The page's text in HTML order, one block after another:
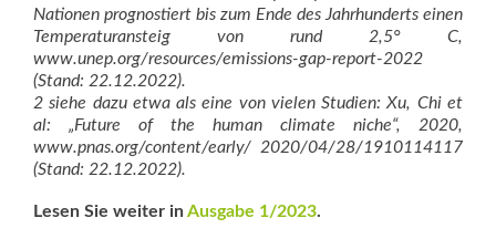
Nationen prognostiert bis zum Ende des Jahrhunderts einen
Temperaturansteig von rund 2,5° C,
www.unep.org/resources/emissions-gap-report-2022
(Stand: 22.12.2022).
2 siehe dazu etwa als eine von vielen Studien: Xu, Chi et
al: „Future of the human climate niche“, 2020,
www.pnas.org/content/early/ 2020/04/28/1910114117
(Stand: 22.12.2022).
Lesen Sie weiter inAusgabe 1/2023.